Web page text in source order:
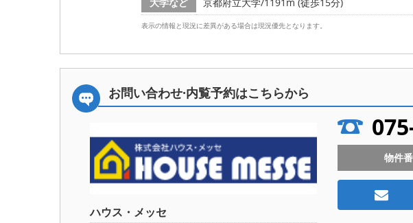
表示の情報と現況に差異がある場合は現況優先となります。
お問い合わせ·内覧予約はこちらから
ハウス・メッセ
物件